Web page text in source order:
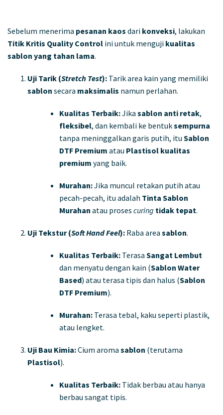
Sebelum menerima pesanan kaos dari konveksi, lakukan
Titik Kritis Quality Control ini untuk menguji kualitas
sablon yang tahan lama.
Uji Tarik (Stretch Test): Tarik area kain yang memiliki
sablon secara maksimalis namun perlahan.
Kualitas Terbaik:Jika sablon anti retak,
fleksibel, dan kembali ke bentuksempurna
tanpa meninggalkan garis putih, itu Sablon
DTF Premium atau Plastisol kualitas
premium yang baik.
Murahan:Jika muncul retakan putih atau
pecah-pecah, itu adalah Tinta Sablon
Murahan atau proses curing tidak tepat.
Uji Tekstur (Soft Hand Feel): Raba area sablon.
Kualitas Terbaik: Terasa Sangat Lembut
dan menyatu dengan kain (Sablon Water
Based) atau terasa tipis dan halus (Sablon
DTF Premium).
Murahan: Terasa tebal, kaku seperti plastik,
atau lengket.
Uji Bau Kimia:Cium aroma sablon (terutama
Plastisol).
Kualitas Terbaik: Tidak berbau atau hanya
berbau sangat tipis.